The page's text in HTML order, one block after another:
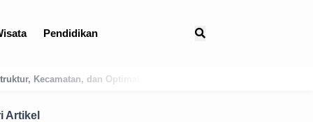
Pendidikan
Logistik Bali Timur
Artikel